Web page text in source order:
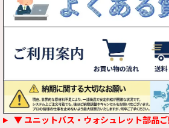
▼ ユニットバス・ウォシュレット部品